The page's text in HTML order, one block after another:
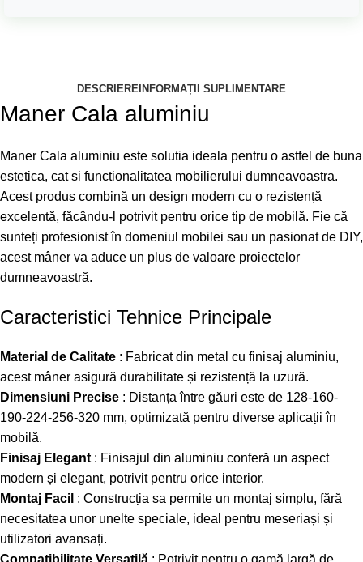
DESCRIERE INFORMAȚII SUPLIMENTARE
Maner Cala aluminiu
Maner Cala aluminiu este solutia ideala pentru o astfel de buna
estetica, cat si functionalitatea mobilierului dumneavoastra.
Acest produs combină un design modern cu o rezistență
excelentă, făcându-l potrivit pentru orice tip de mobilă. Fie că
sunteți profesionist în domeniul mobilei sau un pasionat de DIY,
acest mâner va aduce un plus de valoare proiectelor
dumneavoastră.
Caracteristici Tehnice Principale
Material de Calitate : Fabricat din metal cu finisaj aluminiu,
acest mâner asigură durabilitate și rezistență la uzură.
Dimensiuni Precise : Distanța între găuri este de 128-160-
190-224-256-320 mm, optimizată pentru diverse aplicații în
mobilă.
Finisaj Elegant : Finisajul din aluminiu conferă un aspect
modern și elegant, potrivit pentru orice interior.
Montaj Facil : Construcția sa permite un montaj simplu, fără
necesitatea unor unelte speciale, ideal pentru meseriași și
utilizatori avansați.